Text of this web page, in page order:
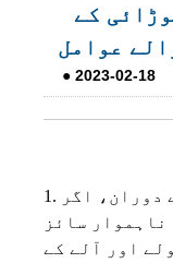
کے
عوامل
● 2023-02-18
1. ٹیپ بیریئر کا سامان چلانے کے دوران، اگر
سائز
اور آلے کے